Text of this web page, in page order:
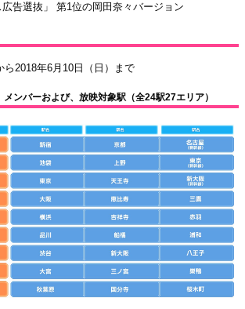
告選抜」 第1位の岡田奈々バージョン
ら2018年6月10日（日）まで
メンバーおよび、放映対象駅（全24駅27エリア）